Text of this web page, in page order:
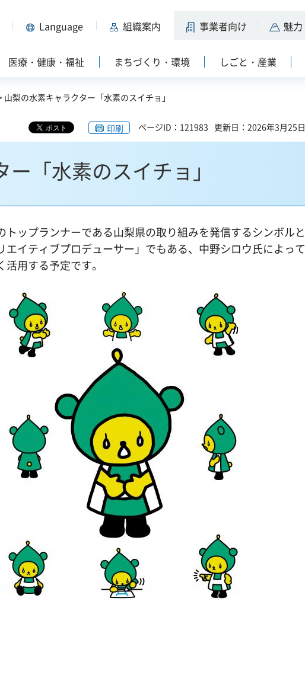
Language 組織案内 事業者向け 魅力
医療・健康・福祉 まちづくり・環境 しごと・産業
山梨の水素キャラクター「水素のスイチョ」
印刷 ページID：121983 更新日：2026年3月25日
「水素のスイチョ」
ップランナーである山梨県の取り組みを発信するシンボルと
イティブプロデューサー」でもある、中野シロウ氏によって
用する予定です。